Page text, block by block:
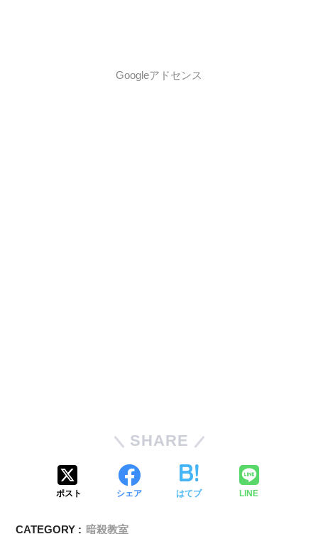
Googleアドセンス
SHARE
ポスト シェア はてブ LINE
CATEGORY : 暗殺教室